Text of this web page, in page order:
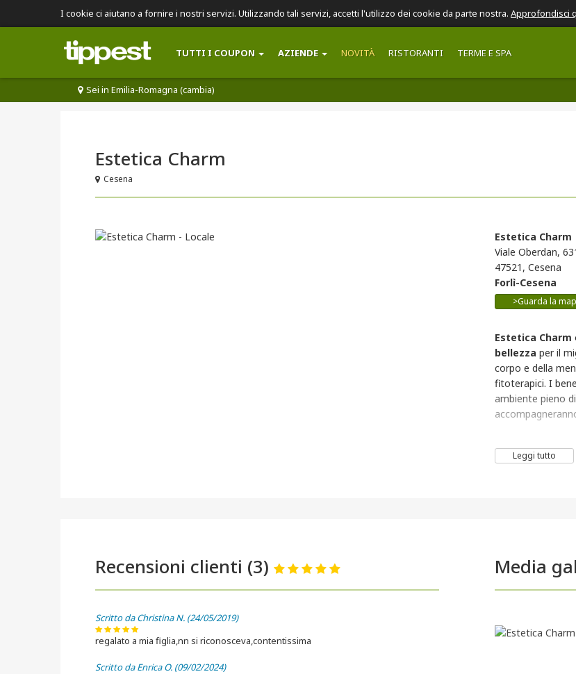
I cookie ci aiutano a fornire i nostri servizi. Utilizzando tali servizi, accetti l'utilizzo dei cookie da parte nostra. Approfondisci
TUTTI I COUPON AZIENDE NOVITÀ RISTORANTI TERME E SPA
Sei in Emilia-Romagna (cambia)
Estetica Charm
Cesena
Estetica Charm
Viale Oberdan,
47521, Cesena
Forlì-Cesena
>Guarda la
Estetica Charm
bellezza per il
corpo e della
fitoterapici. I
ambiente pieno
Leggi tutto
Recensioni clienti (3)
Scritto da Christina N. (24/05/2019)
regalato a mia figlia,nn si riconosceva,contentissima
Scritto da Enrica O. (09/02/2024)
Media